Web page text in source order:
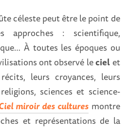
céleste peut être le point de
approches : scientifique,
À toutes les époques ou
ont observé leciel et
leurs croyances, leurs
sciences et science-
miroir des culturesmontre
et représentations de la